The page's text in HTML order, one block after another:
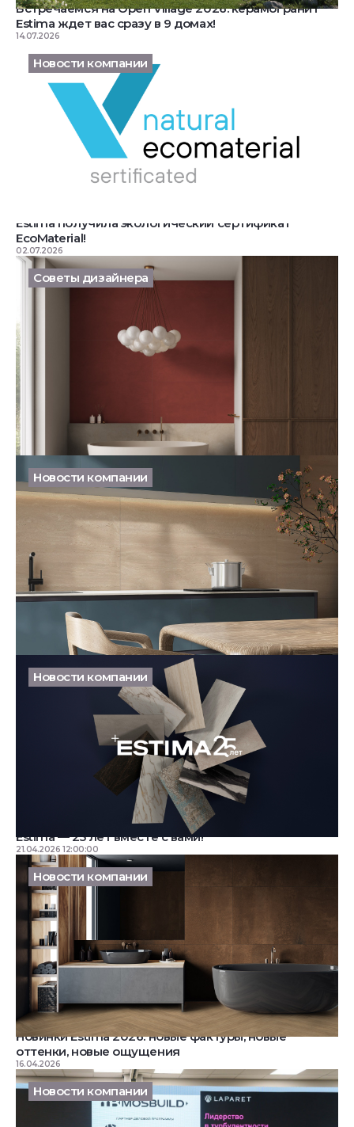
Встречаемся на Open Village 2026: керамогранит
Estima ждет вас сразу в 9 домах!
14.07.2026
Новости компании
Estima получила экологический сертификат
EcoMaterial!
02.07.2026
Советы дизайнера
Бесплатный дизайн‑проект интерьера от Estima
19.05.2026
Новости компании
Коллекция Толанто пополнилась новым цветом
Новости компании
Estima — 25 лет вместе с вами!
21.04.2026 12:00:00
Новости компании
Новинки Estima 2026: новые фактуры, новые
оттенки, новые ощущения
16.04.2026
Новости компании